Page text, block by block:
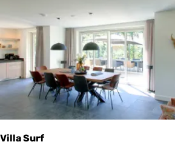
t
d
e
e
e
r
s
t
s
t
u
Villa Surf